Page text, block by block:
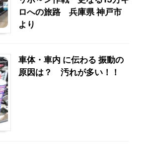
ロへの旅路 兵庫県 神戸市
より
車体・車内 に伝わる 振動の
原因は？ 汚れが多い！！